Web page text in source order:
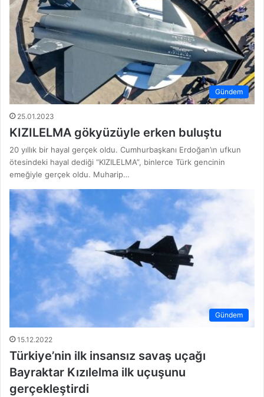
Gündem
25.01.2023
KIZILELMA gökyüzüyle erken buluştu
20 yıllık bir hayal gerçek oldu. Cumhurbaşkanı Erdoğan’ın ufkun
ötesindeki hayal dediği “KIZILELMA”, binlerce Türk gencinin
emeğiyle gerçek oldu. Muharip…
Gündem
15.12.2022
Türkiye’nin ilk insansız savaş uçağı
Bayraktar Kızılelma ilk uçuşunu
gerçekleştirdi